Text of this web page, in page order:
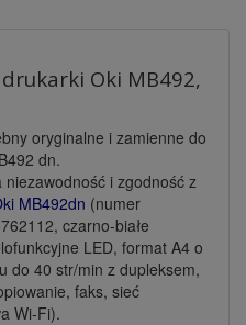
Oki MB492,
oryginalne i zamienne do
dn.
niezawodność i zgodność z
MB492dn (numer
czarno-białe
LED, format A4 o
do 40 str/min z dupleksem,
faks, sieć
Wi-Fi).